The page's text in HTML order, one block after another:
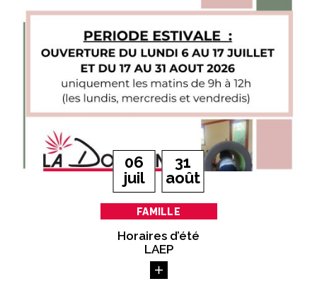
Du
06
juillet
au
31
août
FAMILLE
Horaires d’été
LAEP